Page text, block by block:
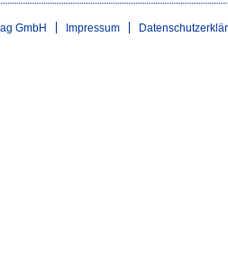
GmbH Impressum